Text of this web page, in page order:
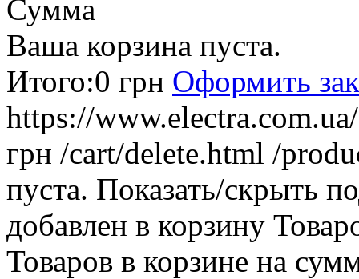
Сумма
Ваша корзина пуста.
Итого:0 грн Оформить
https://
грн /cart/delete.html /
пуста. Показать/скрыть
добавлен в корзину
Товаров в корзине на